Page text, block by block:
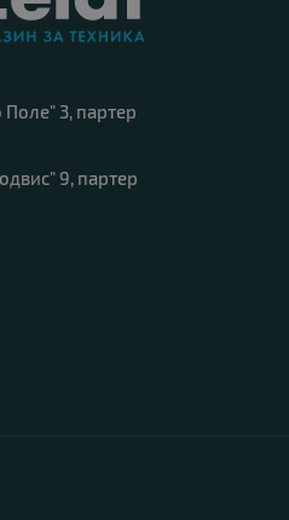
3, партер
9, партер